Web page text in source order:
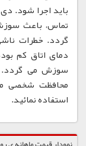
باید اجرا شود.
تماس، باعث
گردد. خطرات
دمای اتاق کم
سوزش می گردد.
محافظت شخصی
استفاده نمائید.